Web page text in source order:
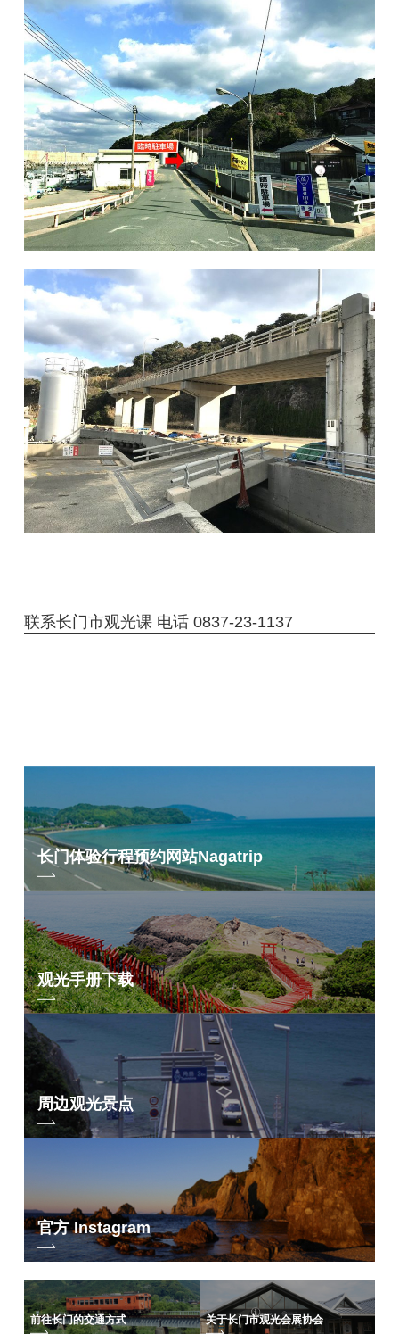
联系长门市观光课 电话 0837-23-1137
长门体验行程预约网站Nagatrip
观光手册下载
周边观光景点
官方 Instagram
前往长门的交通方式 关于长门市观光会展协会